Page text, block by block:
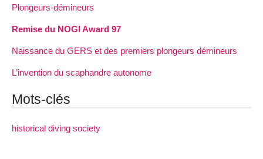
Plongeurs-démineurs
Remise du NOGI Award 97
Naissance du GERS et des premiers plongeurs démineurs
L’invention du scaphandre autonome
Mots-clés
historical diving society